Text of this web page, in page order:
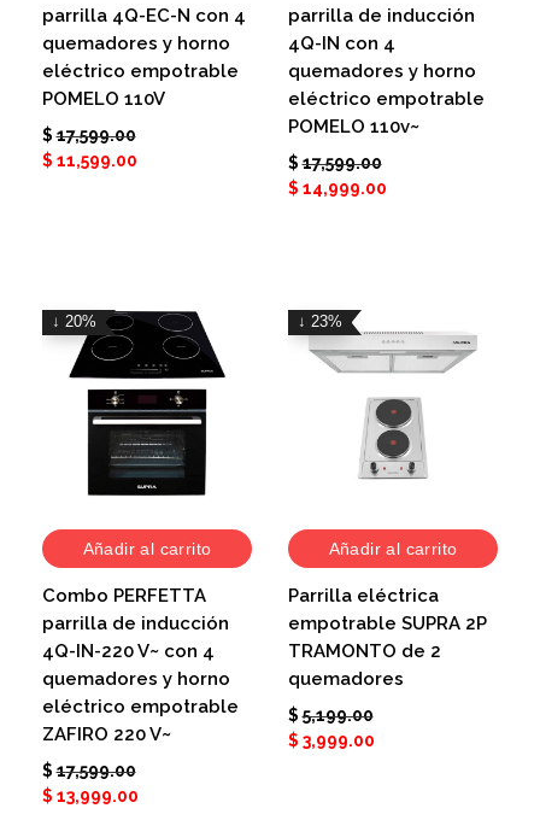
parrilla 4Q-EC-N con 4
quemadores y horno
eléctrico empotrable
POMELO 110V
$ 17,599.00
$ 11,599.00
parrilla de inducción
4Q-IN con 4
quemadores y horno
eléctrico empotrable
POMELO 110v~
$ 17,599.00
$ 14,999.00
↓ 20%
Añadir al carrito
Combo PERFETTA
parrilla de inducción
4Q-IN-220 V~ con 4
quemadores y horno
eléctrico empotrable
ZAFIRO 220 V~
$ 17,599.00
$ 13,999.00
↓ 23%
Añadir al carrito
Parrilla eléctrica
empotrable SUPRA 2P
TRAMONTO de 2
quemadores
$ 5,199.00
$ 3,999.00